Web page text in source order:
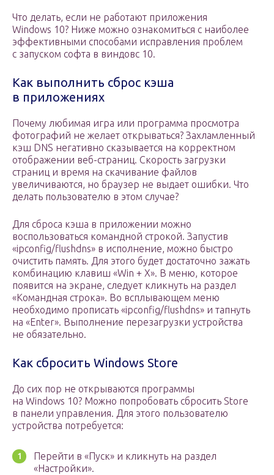
Что делать, если не работают приложения
Windows 10? Ниже можно ознакомиться с наиболее
эффективными способами исправления проблем
с запуском софта в виндовс 10.
Как выполнить сброс кэша
в приложениях
Почему любимая игра или программа просмотра
фотографий не желает открываться? Захламленный
кэш DNS негативно сказывается на корректном
отображении веб-страниц. Скорость загрузки
страниц и время на скачивание файлов
увеличиваются, но браузер не выдает ошибки. Что
делать пользователю в этом случае?
Для сброса кэша в приложении можно
воспользоваться командной строкой. Запустив
«ipconfig/flushdns» в исполнение, можно быстро
очистить память. Для этого будет достаточно зажать
комбинацию клавиш «Win + X». В меню, которое
появится на экране, следует кликнуть на раздел
«Командная строка». Во всплывающем меню
необходимо прописать «ipconfig/flushdns» и тапнуть
на «Enter». Выполнение перезагрузки устройства
не обязательно.
Как сбросить Windows Store
До сих пор не открываются программы
на Windows 10? Можно попробовать сбросить Store
в панели управления. Для этого пользователю
устройства потребуется:
Перейти в «Пуск» и кликнуть на раздел
«Настройки».